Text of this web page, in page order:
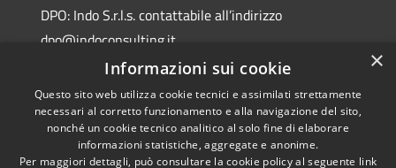
DPO: Indo S.r.l.s. contattabile all’indirizzo
dpo@indoconsulting.it
Copyright © 2026 • Comune di
×
Informazioni sui cookie
Questo sito web utilizza cookie tecnici e assimilati strettamente
necessari al corretto funzionamento e alla navigazione del sito,
nonché un cookie tecnico analitico al solo fine di elaborare
informazioni statistiche, aggregate e anonime.
Per maggiori dettagli, può consultare la cookie policy al seguente link